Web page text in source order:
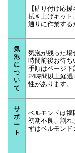
【貼り付け応援
拭き上げキット
通りに作業する
気
泡
に
つ
い
て
気泡が残った場
時間前後お待ち
手順はページ下
24時間以上経
性があります。
サ
ポ
ー
ト
ベルモンドは福
初期不良、割れ
ずはベルモンド